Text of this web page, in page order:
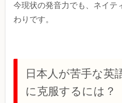
今現状の発音力でも、ネイテ
わりです。
日本人が苦手な英
に克服するには？